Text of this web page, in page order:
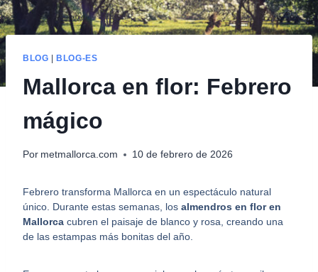
BLOG |BLOG-ES
Mallorca en flor: Febrero
mágico
Por metmallorca.com 10 de febrero de 2026
Febrero transforma Mallorca en un espectáculo natural
único. Durante estas semanas, los almendros en flor en
Mallorca cubren el paisaje de blanco y rosa, creando una
de las estampas más bonitas del año.